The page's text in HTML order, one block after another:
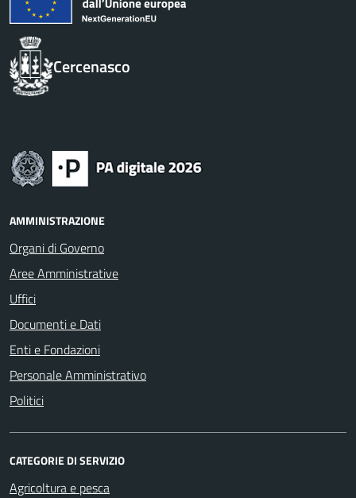
Cercenasco
AMMINISTRAZIONE
Organi di Governo
Aree Amministrative
Uffici
Documenti e Dati
Enti e Fondazioni
Personale Amministrativo
Politici
CATEGORIE DI SERVIZIO
Agricoltura e pesca